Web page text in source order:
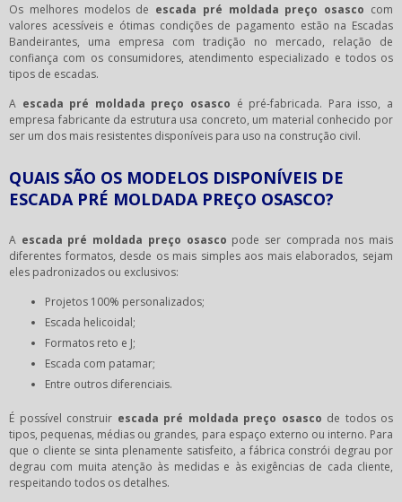
Os melhores modelos de escada pré moldada preço osasco com
valores acessíveis e ótimas condições de pagamento estão na Escadas
Bandeirantes, uma empresa com tradição no mercado, relação de
confiança com os consumidores, atendimento especializado e todos os
tipos de escadas.
A escada pré moldada preço osasco é pré-fabricada. Para isso, a
empresa fabricante da estrutura usa concreto, um material conhecido por
ser um dos mais resistentes disponíveis para uso na construção civil.
QUAIS SÃO OS MODELOS DISPONÍVEIS DE
ESCADA PRÉ MOLDADA PREÇO OSASCO?
A escada pré moldada preço osasco pode ser comprada nos mais
diferentes formatos, desde os mais simples aos mais elaborados, sejam
eles padronizados ou exclusivos:
Projetos 100% personalizados;
Escada helicoidal;
Formatos reto e J;
Escada com patamar;
Entre outros diferenciais.
É possível construir escada pré moldada preço osasco de todos os
tipos, pequenas, médias ou grandes, para espaço externo ou interno. Para
que o cliente se sinta plenamente satisfeito, a fábrica constrói degrau por
degrau com muita atenção às medidas e às exigências de cada cliente,
respeitando todos os detalhes.